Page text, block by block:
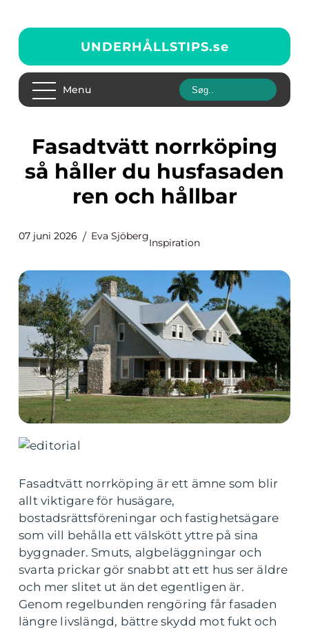
UNDERHÅLLSTIPS.se
Menu
Fasadtvätt norrköping
så håller du husfasaden
ren och hållbar
07 juni 2026 Eva Sjöberg
Inspiration
Fasadtvätt norrköping är ett ämne som blir
allt viktigare för husägare,
bostadsrättsföreningar och fastighetsägare
som vill behålla ett välskött yttre på sina
byggnader. Smuts, algbeläggningar och
svarta prickar gör snabbt att ett hus ser äldre
och mer slitet ut än det egentligen är.
Genom regelbunden rengöring får fasaden
längre livslängd, bättre skydd mot fukt och